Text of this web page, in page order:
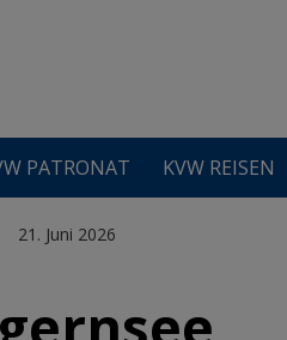
PATRONAT KVW REISEN
21. Juni 2026